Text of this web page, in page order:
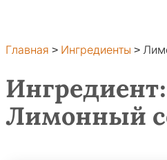
Главная > Ингредиенты >
Ингредиент:
Лимонный